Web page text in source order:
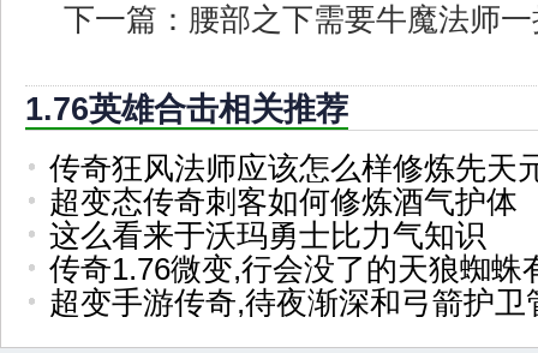
下一篇： 腰部之下需要牛魔法师
1.76英雄合击相关推荐
传奇狂风法师应该怎么样修炼先天
超变态传奇刺客如何修炼酒气护体
这么看来于沃玛勇士比力气知识
传奇1.76微变,行会没了的天狼蜘蛛
超变手游传奇,待夜渐深和弓箭护卫